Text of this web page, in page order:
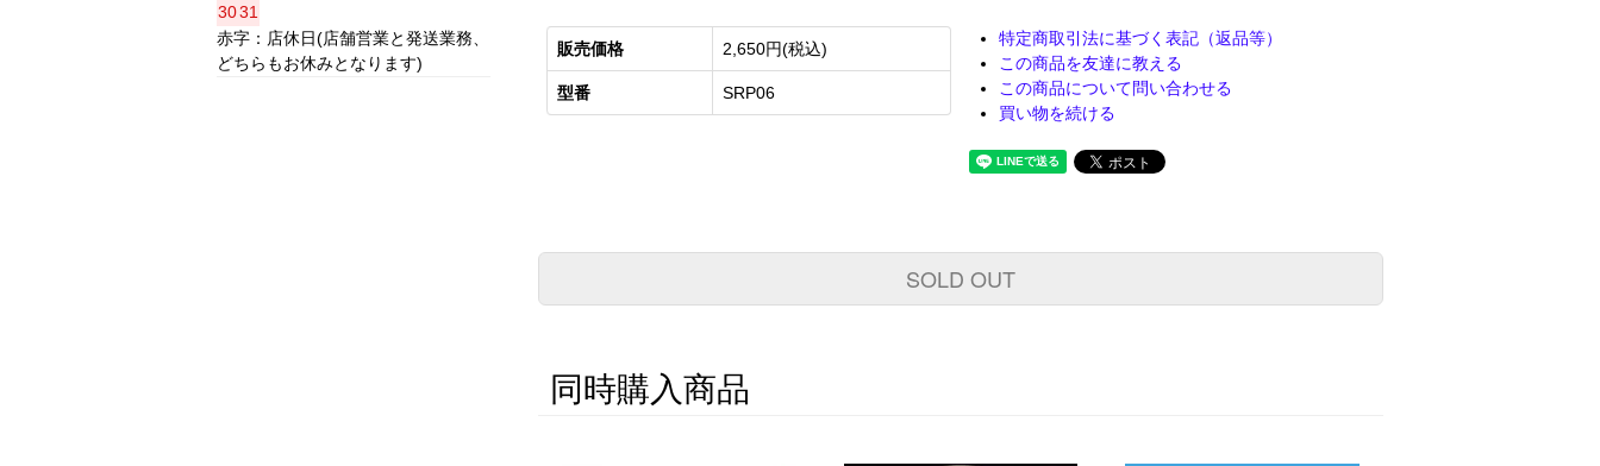
販売価格 2,650円(税込)
型番 SRP06
特定商取引法に基づく表記（返品等）
この商品を友達に教える
この商品について問い合わせる
買い物を続ける
SOLD OUT
同時購入商品
3031
赤字：店休日(店舗営業と発送業務、
どちらもお休みとなります)